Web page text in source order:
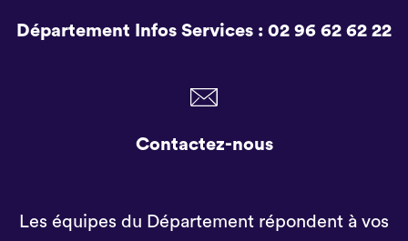
Département Infos Services : 02 96 62 62 22
Contactez-nous
Les équipes du Département répondent à vos